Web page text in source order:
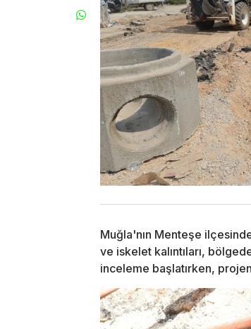
Muğla'nın Menteşe
ve iskelet kalıntıları,
inceleme başlatırken,